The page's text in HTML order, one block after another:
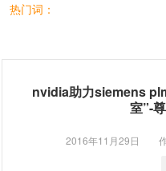
热门词：
nvidia助力siemens
室”-
2016年11月29日